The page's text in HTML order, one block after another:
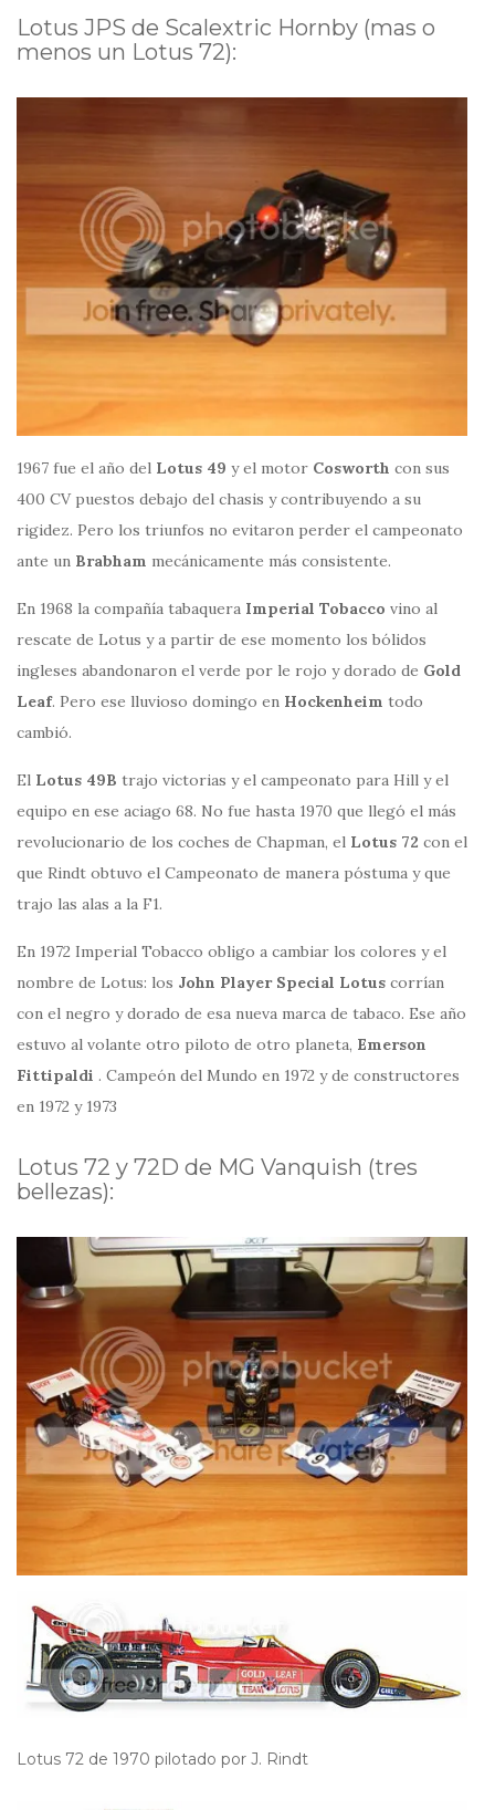
Lotus JPS de Scalextric Hornby (mas o
menos un Lotus 72):
1967 fue el año del Lotus 49 y el motor Cosworth con sus
400 CV puestos debajo del chasis y contribuyendo a su
rigidez. Pero los triunfos no evitaron perder el campeonato
ante un Brabham mecánicamente más consistente.
En 1968 la compañía tabaquera Imperial Tobacco vino al
rescate de Lotus y a partir de ese momento los bólidos
ingleses abandonaron el verde por le rojo y dorado de Gold
Leaf. Pero ese lluvioso domingo en Hockenheim todo
cambió.
El Lotus 49B trajo victorias y el campeonato para Hill y el
equipo en ese aciago 68. No fue hasta 1970 que llegó el más
revolucionario de los coches de Chapman, el Lotus 72 con el
que Rindt obtuvo el Campeonato de manera póstuma y que
trajo las alas a la F1.
En 1972 Imperial Tobacco obligo a cambiar los colores y el
nombre de Lotus: los John Player Special Lotus corrían
con el negro y dorado de esa nueva marca de tabaco. Ese año
estuvo al volante otro piloto de otro planeta, Emerson
Fittipaldi . Campeón del Mundo en 1972 y de constructores
en 1972 y 1973
Lotus 72 y 72D de MG Vanquish (tres
bellezas):
Lotus 72 de 1970 pilotado por J. Rindt